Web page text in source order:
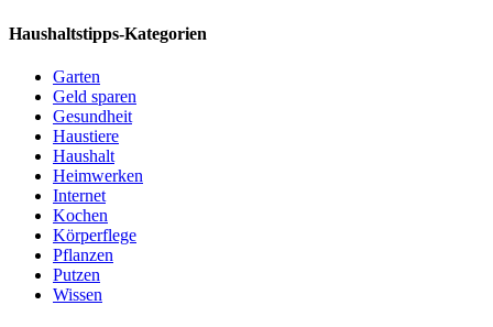
Haushaltstipps-Kategorien
Garten
Geld sparen
Gesundheit
Haustiere
Haushalt
Heimwerken
Internet
Kochen
Körperflege
Pflanzen
Putzen
Wissen